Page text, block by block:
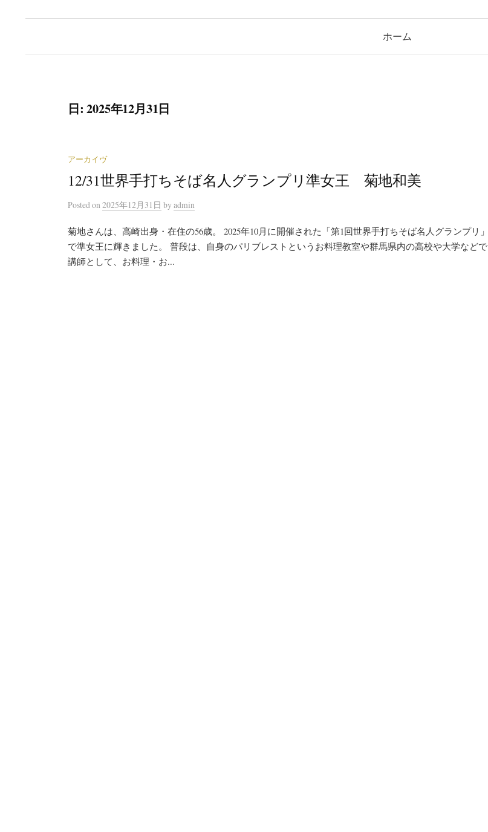
ホーム
日:2025年12月31日
アーカイヴ
12/31世界手打ちそば名人グランプリ準女王 菊地和美
Postedon 2025年12月31日 by admin
菊地さんは、高崎出身・在住の56歳。 2025年10月に開催された「第1回世界手打ちそば名人グランプリ」
で準女王に輝きました。 普段は、自身のパリブレストというお料理教室や群馬県内の高校や大学などで
講師として、お料理・お...